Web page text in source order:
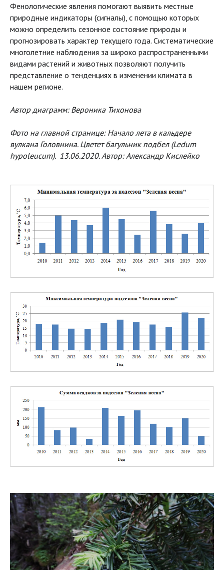
Фенологические явления помогают выявить местные
природные индикаторы (сигналы), с помощью которых
можно определить сезонное состояние природы и
прогнозировать характер текущего года. Систематические
многолетние наблюдения за широко распространенными
видами растений и животных позволяют получить
представление о тенденциях в изменении климата в
нашем регионе.
Автор диаграмм: Вероника Тихонова
Фото на главной странице: Начало лета в кальдере
вулкана Головнина. Цветет багульник подбел (Ledum
hypoleucum). 13.06.2020. Автор: Александр Кислейко